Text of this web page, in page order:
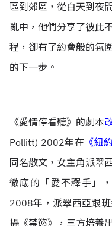
區到郊區，從白天到夜
亂中，他們分享了彼此
程，卻有了約會般的氛
的下一步。
《愛情停看聽》的劇本
Pollitt) 2002年在 《紐
同名散文，女主角派翠
徹底的「愛不釋手」
2008年，派翠西亞跟
攝《禁慾》，三方培養